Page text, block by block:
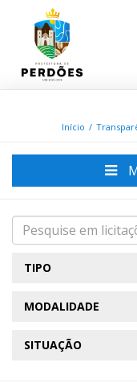
Início
TIPO
MODALIDADE
SITUAÇÃO